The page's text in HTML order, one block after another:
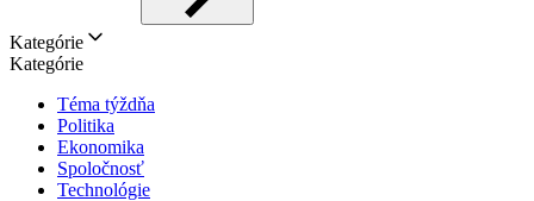
Kategórie
Kategórie
Téma týždňa
Politika
Ekonomika
Spoločnosť
Technológie